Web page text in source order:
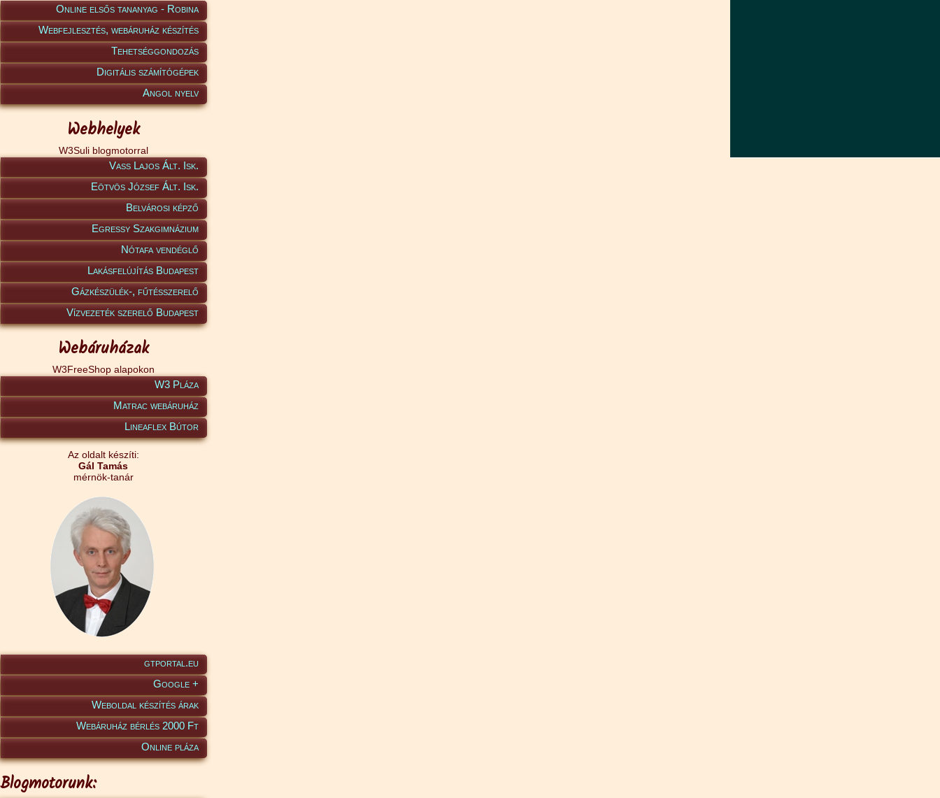
Online elsős tananyag - Robina
Webfejlesztés, webáruház készítés
Tehetséggondozás
Digitális számítógépek
Angol nyelv
Webhelyek
W3Suli blogmotorral
Vass Lajos Ált. Isk.
Eötvös József Ált. Isk.
Belvárosi képző
Egressy Szakgimnázium
Nótafa vendéglő
Lakásfelújítás Budapest
Gázkészülék-, fűtésszerelő
Vízvezeték szerelő Budapest
Webáruházak
W3FreeShop alapokon
W3 Pláza
Matrac webáruház
Lineaflex Bútor
Az oldalt készíti:
Gál Tamás
mérnök-tanár
gtportal.eu
Google +
Weboldal készítés árak
Webáruház bérlés 2000 Ft
Online pláza
Blogmotorunk: